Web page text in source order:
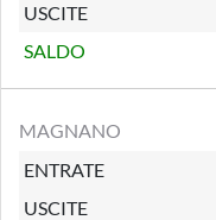
USCITE
SALDO
MAGNANO
ENTRATE
USCITE